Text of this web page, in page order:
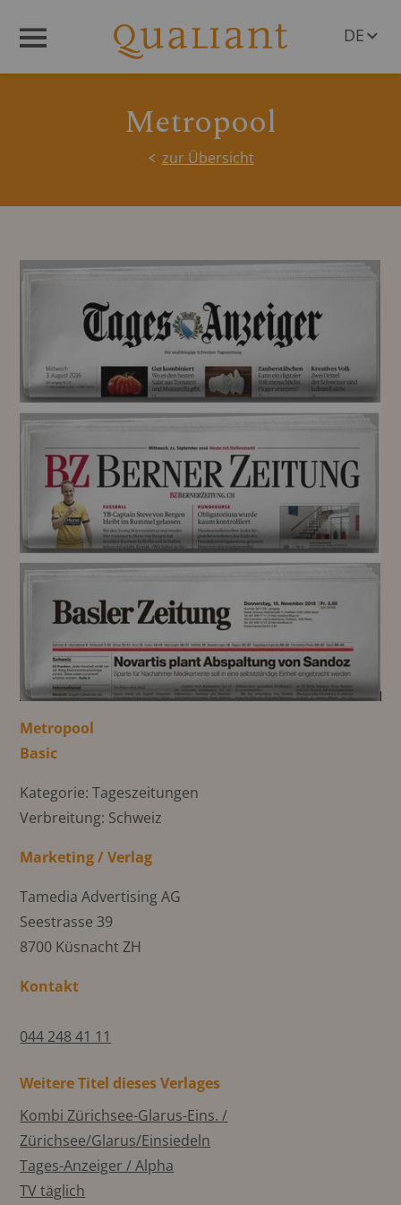
DE
Metropool
zur Übersicht
Metropool
Basic
Kategorie: Tageszeitungen
Verbreitung: Schweiz
Marketing / Verlag
Tamedia Advertising AG
Seestrasse 39
8700 Küsnacht ZH
Kontakt
044 248 41 11
Weitere Titel dieses Verlages
Kombi Zürichsee-Glarus-Eins. /
Zürichsee/Glarus/Einsiedeln
Tages-Anzeiger / Alpha
TV täglich